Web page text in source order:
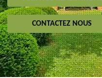
CONTACTEZ NOUS